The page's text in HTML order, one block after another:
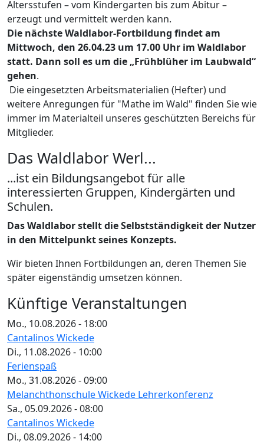
Altersstufen – vom Kindergarten bis zum Abitur –
erzeugt und vermittelt werden kann.
Die nächste Waldlabor-Fortbildung findet am
Mittwoch, den 26.04.23 um 17.00 Uhr im Waldlabor
statt. Dann soll es um die „Frühblüher im Laubwald“
gehen.
Die eingesetzten Arbeitsmaterialien (Hefter) und
weitere Anregungen für "Mathe im Wald" finden Sie wie
immer im Materialteil unseres geschützten Bereichs für
Mitglieder.
Das Waldlabor Werl...
...ist ein Bildungsangebot für alle
interessierten Gruppen, Kindergärten und
Schulen.
Das Waldlabor stellt die Selbstständigkeit der Nutzer
in den Mittelpunkt seines Konzepts.
Wir bieten Ihnen Fortbildungen an, deren Themen Sie
später eigenständig umsetzen können.
Künftige Veranstaltungen
Mo., 10.08.2026 - 18:00
Cantalinos Wickede
Di., 11.08.2026 - 10:00
Ferienspaß
Mo., 31.08.2026 - 09:00
Melanchthonschule Wickede Lehrerkonferenz
Sa., 05.09.2026 - 08:00
Cantalinos Wickede
Di., 08.09.2026 - 14:00